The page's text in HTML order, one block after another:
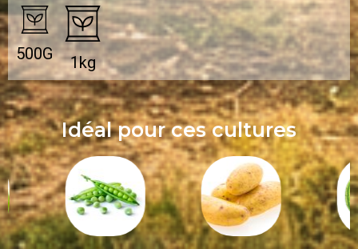
500G 1kg
Idéal pour ces cultures